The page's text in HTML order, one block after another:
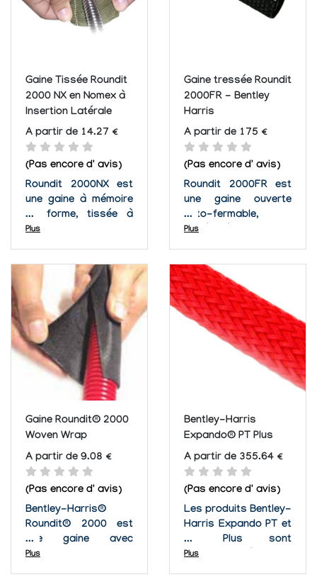
Gaine Tissée Roundit
2000 NX en Nomex à
Insertion Latérale
A partir de 14.27 €
(Pas encore d' avis)
Roundit 2000NX est
une gaine à mémoire
de forme, tissée à
partir de mono
hydrofuge-oléofuge.
Ce mélange en mailles
plates lui donne un
aspect et une texture
robuste mais
uniforme. Elle résiste
à des...
Plus
Gaine tressée Roundit
2000FR - Bentley
Harris
A partir de 175 €
(Pas encore d' avis)
Roundit 2000FR est
une gaine ouverte
auto-fermable,
tissée à partir de
polyester flamme
retardé. Roundit
2000FR est conçue
pour la protection
mécanique de
canalisations et le
maintien de câblages
Plus
Gaine Roundit® 2000
Woven Wrap
A partir de 9.08 €
(Pas encore d' avis)
Bentley-Harris®
Roundit® 2000 est
une gaine avec
mémoire de forme,
Plus
Bentley-Harris
Expando® PT Plus
A partir de 355.64 €
(Pas encore d' avis)
Les produits Bentley-
Harris Expando PT et
PT Plus sont
résistants, légers et
Plus